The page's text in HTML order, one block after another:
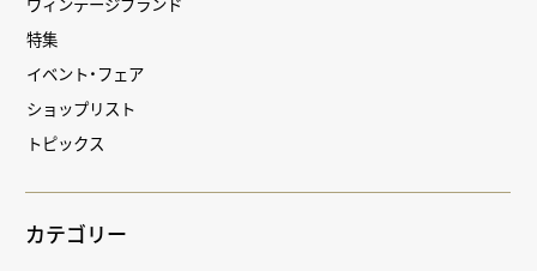
特集
イベント・フェア
ショップリスト
トピックス
カテゴリー